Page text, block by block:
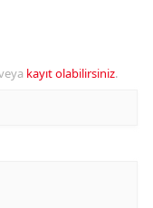
kayıt olabilirsiniz.